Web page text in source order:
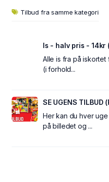
Tilbud fra samme kategori
Is - halv pris - 14kr
Alle is fra på
(i forhold...
SE UGENS TILBUD
Her kan du hver
på billedet og ...